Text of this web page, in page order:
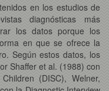
en los estudios de
diagnósticas más
los datos porque los
en que se ofrece la
Según estos datos, los
Shaffer et al. (1988) con
(DISC), Welner,